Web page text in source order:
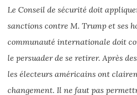
Le Conseil de sécurité doit
sanctions contre M. Trump et ses
communauté internationale doit
le persuader de se retirer. Après
les électeurs américains ont
changement. Il ne faut pas